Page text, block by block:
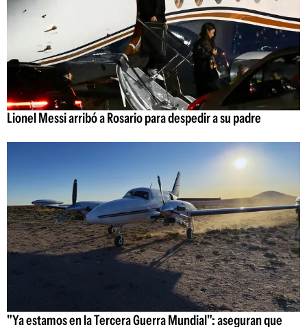
Lionel Messi arribó a Rosario para despedir a su padre
"Ya estamos en la Tercera Guerra Mundial": aseguran que